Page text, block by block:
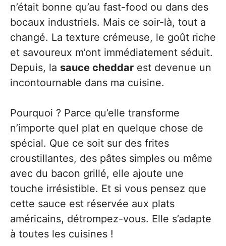
n’était bonne qu’au fast-food ou dans des
bocaux industriels. Mais ce soir-là, tout a
changé. La texture crémeuse, le goût riche
et savoureux m’ont immédiatement séduit.
Depuis, la sauce cheddar est devenue un
incontournable dans ma cuisine.
Pourquoi ? Parce qu’elle transforme
n’importe quel plat en quelque chose de
spécial. Que ce soit sur des frites
croustillantes, des pâtes simples ou même
avec du bacon grillé, elle ajoute une
touche irrésistible. Et si vous pensez que
cette sauce est réservée aux plats
américains, détrompez-vous. Elle s’adapte
à toutes les cuisines !